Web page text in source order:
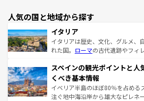
人気の国と地域から探す
イタリア
イタリアは歴史、文化、グルメ、
れた国。 ローマの古代遺跡やフィ
ろん、トスカーナの美しい田園風
景など、自然景観も見逃せない。
ピザやパスタなど、絶品のイタリ
できる。朝目覚めてから夜眠るま
スペインの観光ポイントと人
くべき基本情報
イベリア半島のほぼ80％を占める
注ぐ地中海沿岸から雄大なピレネ